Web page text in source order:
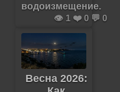
водоизмещение.
👁️ 1 ❤️ 0 💬 0
Весна 2026: